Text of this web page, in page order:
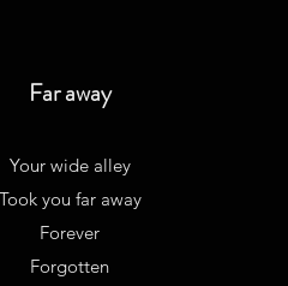
Far away
Your wide alley
Took you far away
Forever
Forgotten